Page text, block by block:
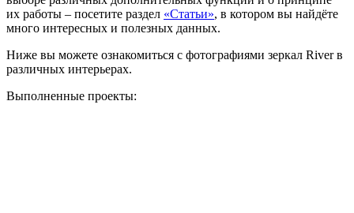
их работы – посетите раздел «Статьи», в котором вы найдёте
много интересных и полезных данных.
Ниже вы можете ознакомиться с фотографиями зеркал River в
различных интерьерах.
Выполненные проекты: